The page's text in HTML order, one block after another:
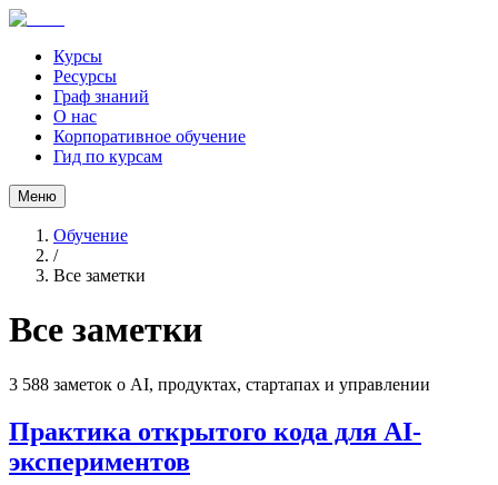
Курсы
Ресурсы
Граф знаний
О нас
Корпоративное обучение
Гид по курсам
Меню
Обучение
/
Все заметки
Все заметки
3 588 заметок о AI, продуктах, стартапах и управлении
Практика открытого кода для AI-
экспериментов